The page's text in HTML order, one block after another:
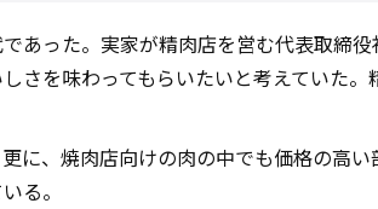
あった。実家が精肉店を営む代表取締役
さを味わってもらいたいと考えていた。
に、焼肉店向けの肉の中でも価格の高い
る。